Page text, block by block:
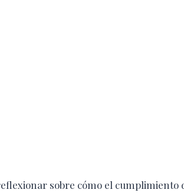
sobre cómo el cumplimiento